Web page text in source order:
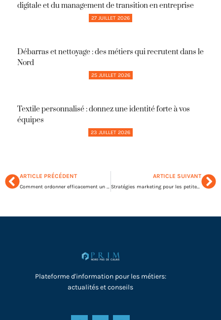
digitale et du management de transition en entreprise
27 JUILLET 2026
Débarras et nettoyage : des métiers qui recrutent dans le
Nord
25 JUILLET 2026
Textile personnalisé : donnez une identité forte à vos
équipes
23 JUILLET 2026
ARTICLE PRÉCÉDENT
Comment ordonner efficacement un planning de travail ?
ARTICLE SUIVANT
Stratégies marketing pour les petites entreprises : nos 5 conseils
Plateforme d'information pour les métiers:
actualités et conseils